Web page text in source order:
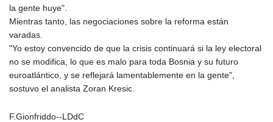
la gente huye".
Mientras tanto, las negociaciones sobre la reforma están
varadas.
"Yo estoy convencido de que la crisis continuará si la ley electoral
no se modifica, lo que es malo para toda Bosnia y su futuro
euroatlántico, y se reflejará lamentablemente en la gente",
sostuvo el analista Zoran Kresic.
F.Gionfriddo--LDdC